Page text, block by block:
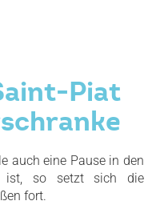
Piat
auch eine Pause in den
ist, so setzt sich die
fort.